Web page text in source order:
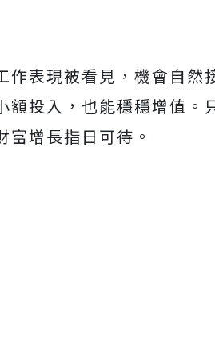
表現被看見，機會自然
投入，也能穩穩增值。
增長指日可待。